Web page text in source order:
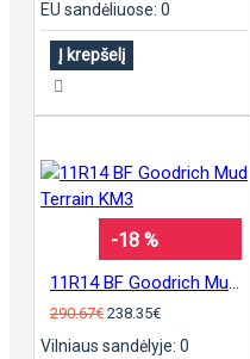
EU sandėliuose: 0
Į krepšelį
-18 %
290.67€ 238.35€
Vilniaus sandėlyje: 0